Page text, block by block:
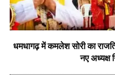
धमधागढ़ में कमलेश सोरी का
नए अध्यक्ष